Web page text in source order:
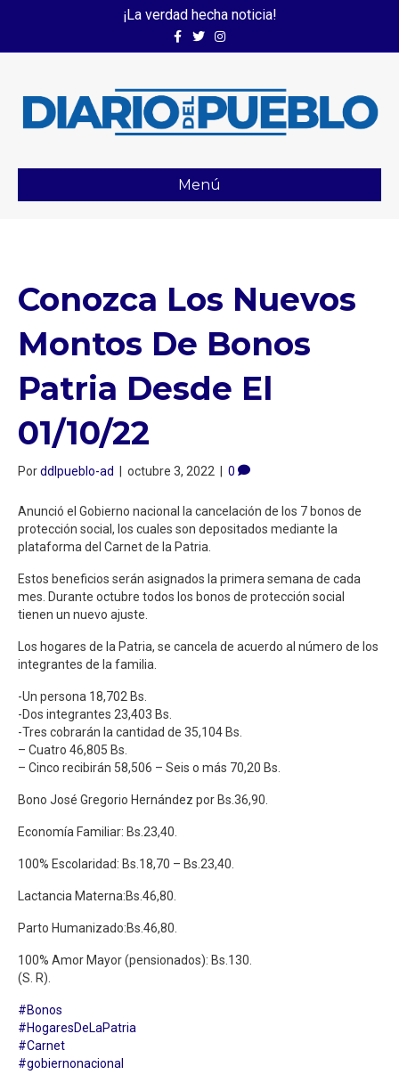
¡La verdad hecha noticia!
FacebookTwitterInstagram
Menú
Conozca Los Nuevos
Montos De Bonos
Patria Desde El
01/10/22
Porddlpueblo-ad | octubre 3, 2022 | 0
Anunció el Gobierno nacional la cancelación de los 7 bonos de
protección social, los cuales son depositados mediante la
plataforma del Carnet de la Patria.
Estos beneficios serán asignados la primera semana de cada
mes. Durante octubre todos los bonos de protección social
tienen un nuevo ajuste.
Los hogares de la Patria, se cancela de acuerdo al número de los
integrantes de la familia.
-Un persona 18,702 Bs.
-Dos integrantes 23,403 Bs.
-Tres cobrarán la cantidad de 35,104 Bs.
– Cuatro 46,805 Bs.
– Cinco recibirán 58,506 – Seis o más 70,20 Bs.
Bono José Gregorio Hernández por Bs.36,90.
Economía Familiar: Bs.23,40.
100% Escolaridad: Bs.18,70 – Bs.23,40.
Lactancia Materna:Bs.46,80.
Parto Humanizado:Bs.46,80.
100% Amor Mayor (pensionados): Bs.130.
(S. R).
#Bonos
#HogaresDeLaPatria
#Carnet
#gobiernonacional